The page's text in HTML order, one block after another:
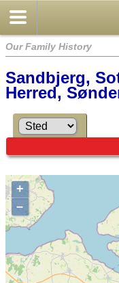
Our Family History
Sandbjerg,
Herred,
+
–